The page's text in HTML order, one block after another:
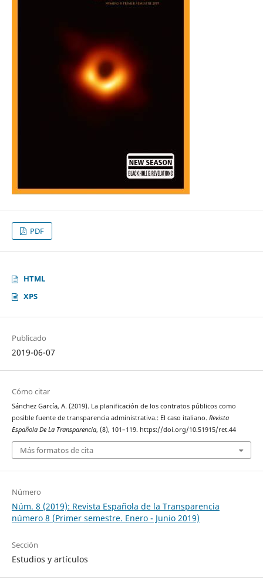
PDF
HTML
XPS
Publicado
2019-06-07
Cómo citar
Sánchez García, A. (2019). La planificación de los contratos públicos como
posible fuente de transparencia administrativa.: El caso italiano. Revista
Española De La Transparencia, (8), 101–119. https://doi.org/10.51915/ret.44
Más formatos de cita
Número
Núm. 8 (2019): Revista Española de la Transparencia
número 8 (Primer semestre. Enero - Junio 2019)
Sección
Estudios y artículos